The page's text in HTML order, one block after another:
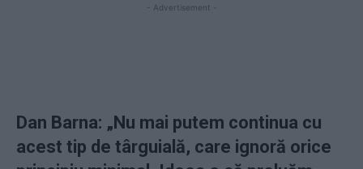
- Advertisement -
Dan Barna: „N u mai putem continua cu
acest tip de târguială, care ignoră orice